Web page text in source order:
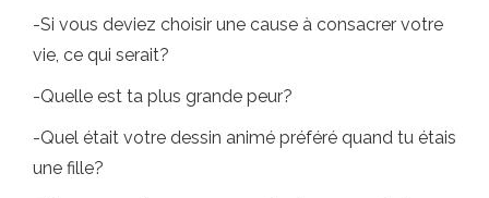
-Si vous deviez choisir une cause à consacrer votre
vie, ce qui serait?
-Quelle est ta plus grande peur?
-Quel était votre dessin animé préféré quand tu étais
une fille?